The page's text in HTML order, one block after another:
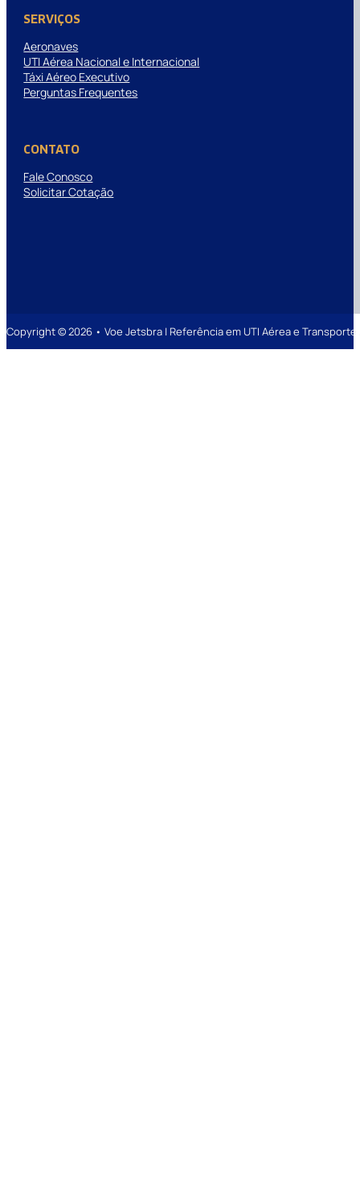
SERVIÇOS
Aeronaves
UTI Aérea Nacional e Internacional
Táxi Aéreo Executivo
Perguntas Frequentes
CONTATO
Fale Conosco
Solicitar Cotação
Copyright © 2026 • Voe Jetsbra | Referência em UTI Aérea e